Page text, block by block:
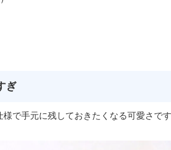
ぎ
で手元に残しておきたくなる可愛さです